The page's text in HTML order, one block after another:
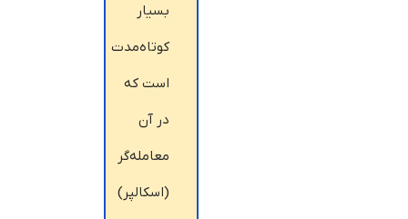
بسیار
کوتاه‌مدت
است که
در آن
معامله‌گر
(اسکالپر)